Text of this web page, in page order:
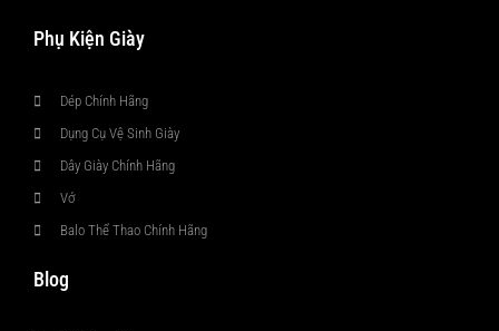
Phụ Kiện Giày
Dép Chính Hãng
Dụng Cụ Vệ Sinh Giày
Dây Giày Chính Hãng
Vớ
Balo Thể Thao Chính Hãng
Blog